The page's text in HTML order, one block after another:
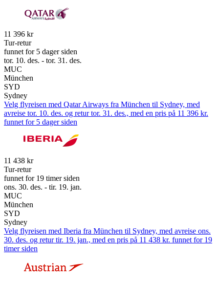
11 396 kr
Tur-retur
funnet for 5 dager siden
tor. 10. des. - tor. 31. des.
MUC
München
SYD
Sydney
Velg flyreisen med Qatar Airways fra München til Sydney, med
avreise tor. 10. des. og retur tor. 31. des., med en pris på 11 396 kr.
funnet for 5 dager siden
11 438 kr
Tur-retur
funnet for 19 timer siden
ons. 30. des. - tir. 19. jan.
MUC
München
SYD
Sydney
Velg flyreisen med Iberia fra München til Sydney, med avreise ons.
30. des. og retur tir. 19. jan., med en pris på 11 438 kr. funnet for 19
timer siden